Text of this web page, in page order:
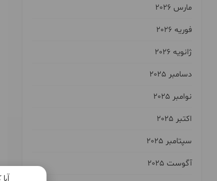
مارس 2026
فوریه 2026
ژانویه 2026
دسامبر 2025
نوامبر 2025
اکتبر 2025
سپتامبر 2025
آگوست 2025